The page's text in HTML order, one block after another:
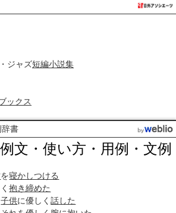
ジャズ短編小説集
ックス
辞書
文・使い方・用例・文例
を寝かしつける
抱き締めた
子供に優しく話した